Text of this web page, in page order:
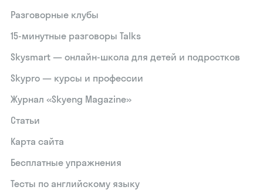
Разговорные клубы
15‑минутные разговоры Talks
Skysmart — онлайн-школа для детей и подростков
Skypro — курсы и профессии
Журнал «Skyeng Magazine»
Статьи
Карта сайта
Бесплатные упражнения
Тесты по английскому языку